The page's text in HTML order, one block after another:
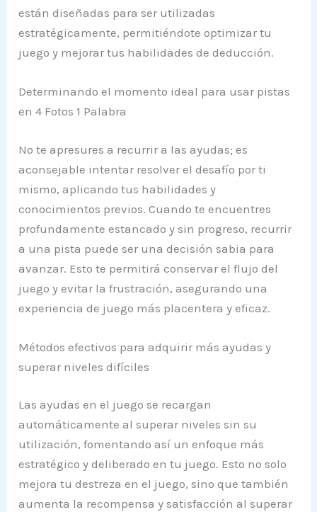
están diseñadas para ser utilizadas
estratégicamente, permitiéndote optimizar tu
juego y mejorar tus habilidades de deducción.
Determinando el momento ideal para usar pistas
en 4 Fotos 1 Palabra
No te apresures a recurrir a las ayudas; es
aconsejable intentar resolver el desafío por ti
mismo, aplicando tus habilidades y
conocimientos previos. Cuando te encuentres
profundamente estancado y sin progreso, recurrir
a una pista puede ser una decisión sabia para
avanzar. Esto te permitirá conservar el flujo del
juego y evitar la frustración, asegurando una
experiencia de juego más placentera y eficaz.
Métodos efectivos para adquirir más ayudas y
superar niveles difíciles
Las ayudas en el juego se recargan
automáticamente al superar niveles sin su
utilización, fomentando así un enfoque más
estratégico y deliberado en tu juego. Esto no solo
mejora tu destreza en el juego, sino que también
aumenta la recompensa y satisfacción al superar